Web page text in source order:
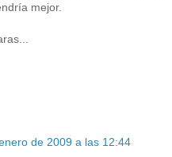
mejor.
de 2009 a las 12:44